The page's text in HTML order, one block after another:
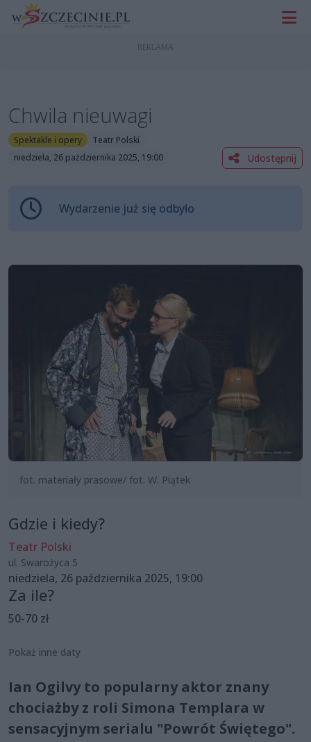
Chwila nieuwagi
Spektakle i opery
Teatr Polski
niedziela, 26 października 2025, 19:00
Udostępnij
Wydarzenie już się odbyło
fot. materiały prasowe/ fot. W. Piątek
Gdzie i kiedy?
Teatr Polski
ul. Swarożyca 5
niedziela, 26 października 2025, 19:00
Za ile?
50-70 zł
Pokaż inne daty
Ian Ogilvy to popularny aktor znany
chociażby z roli Simona Templara w
sensacyjnym serialu "Powrót Świętego".